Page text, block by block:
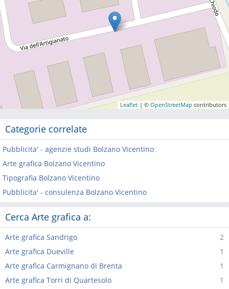
Leaflet | © OpenStreetMap contributors
Categorie correlate
Pubblicita' - agenzie studi Bolzano Vicentino
Arte grafica Bolzano Vicentino
Tipografia Bolzano Vicentino
Pubblicita' - consulenza Bolzano Vicentino
Cerca Arte grafica a:
2
Arte grafica Sandrigo
1
Arte grafica Dueville
1
Arte grafica Carmignano di Brenta
1
Arte grafica Torri di Quartesolo